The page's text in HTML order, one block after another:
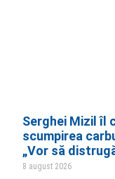
Serghei Mizil îl
scumpirea
„Vor să
8 august 2026